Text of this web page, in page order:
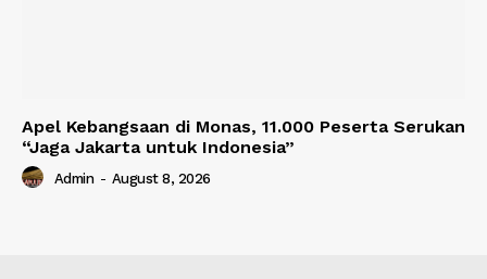
Apel Kebangsaan di Monas, 11.000 Peserta Serukan
“Jaga Jakarta untuk Indonesia”
Admin - August 8, 2026